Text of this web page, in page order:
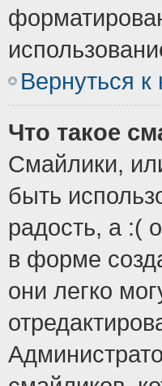
Вернуться к
Что такое
Смайлики,
быть
радость, а :(
в форме
они легко